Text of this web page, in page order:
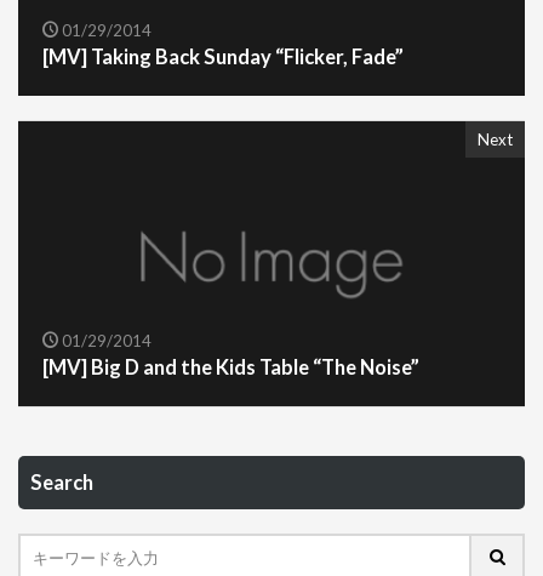
01/29/2014
[MV] Taking Back Sunday “Flicker, Fade”
Next
01/29/2014
[MV] Big D and the Kids Table “The Noise”
Search